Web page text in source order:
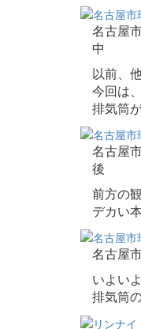
名古屋
中
以前、
今回は
排気筒
名古屋
後
前方の
デカい
名古屋
いよい
排気筒